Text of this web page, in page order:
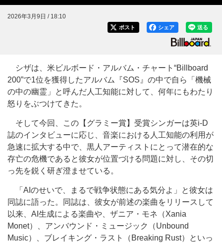
2026年3月9日 / 18:10
送る
シェア
ポスト
シザは、米ビルボード・アルバム・チャート“Billboard
200”で1位を獲得したアルバム『SOS』の中で自ら「機械
の中の幽霊」と呼んだ人工知能に対して、何年にもわたり
怒りをぶつけてきた。
そして今回、この【グラミー賞】受賞シンガーは英i-D
誌のインタビューに応じ、音楽における人工知能の利用が
急速に拡大する中で、黒人アーティストにとって潜在的な
存亡の危機であると彼女が位置づける問題に対し、その切
っ先を鋭く研ぎ澄ませている。
「AIのせいで、まるで戦争状態にある気分よ」と彼女は
同誌に語った。同誌は、彼女が前述の楽曲をリリースして
以来、AI生成による楽曲や、ザニア・モネ（Xania
Monet）、アンバウンド・ミュージック（Unbound
Music）、ブレイキング・ラスト（Breaking Rust）といっ